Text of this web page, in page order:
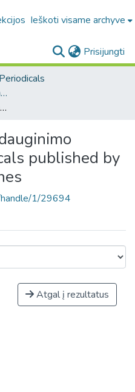
Ieškoti visame archyve
Prisijungti
Periodika, išleista dauginimo aparatais / Periodicals published by duplicating machines
community.search.breadcrumbs
published by
1/29694
Atgal į rezultatus